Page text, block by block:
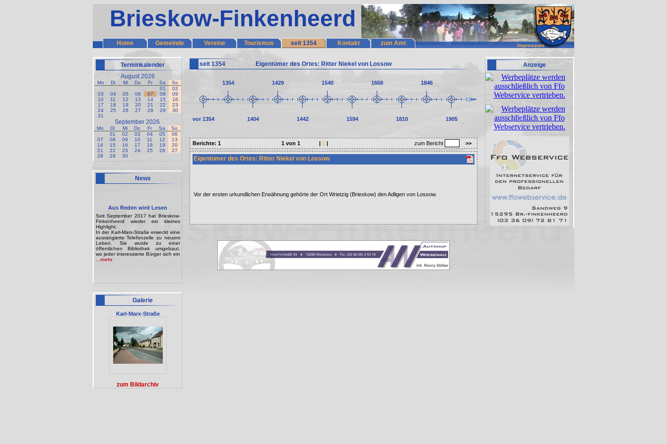
Brieskow-Finkenheerd
Home Gemeinde Vereine Tourismus seit 1354 Kontakt zum Amt Impressum
Terminkalender
August 2026
Mo Di Mi Do Fr Sa
So
01
02
03
04 05 06 07 08
09
10
11 12 13 14 15
16
17
18 19 20 21 22
23
24
25 26 27 28 29
30
31
September 2026
Mo Di Mi Do Fr Sa
So
01
02 03 04 05
06
07
08 09 10 11 12
13
14
15 16 17 18 19
20
21
22 23 24 25 26
27
28
29 30
News
Aus Reden wird Lesen
Seit September 2017 hat Brieskow-
Finkenheerd wieder ein kleines
Highlight.
In der Karl-Marx-Straße erweckt eine
ausrangierte Telefonzelle zu neuem
Leben. Sie wurde zu einer
öffentlichen Bibliothek umgebaut,
wo jeder interessierte Bürger sich ein
...mehr
Galerie
Karl-Marx-Straße
zum Bildarchiv
seit 1354 Eigentümer des Ortes: Ritter Niekel von Lossow
1354 1429 1540 1668 1846
vor 1354 1404 1442 1594 1810 1905
Berichte: 1 1 von 1 | 1 | zum Bericht >>
Eigentümer des Ortes: Ritter Niekel von Lossow
Vor der ersten urkundlichen Erwähnung gehörte der Ort Wrietzig (Brieskow) den Adligen von Lossow.
Anzeige